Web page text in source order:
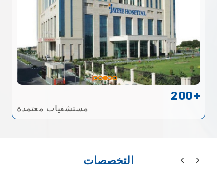
200+
مستشفيات معتمدة
التخصصات